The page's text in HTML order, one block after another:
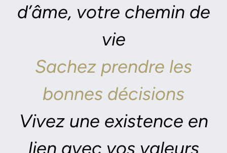
d’âme, votre chemin de
vie
Sachez prendre les
bonnes décisions
Vivez une existence en
lien avec vos valeurs